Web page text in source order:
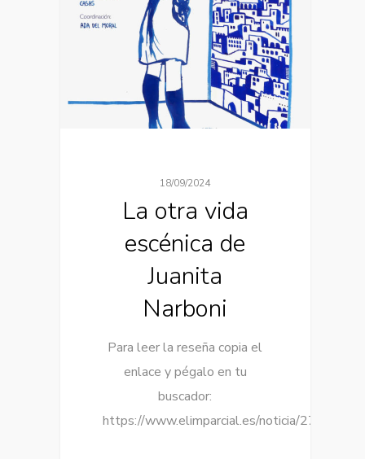
18/09/2024
La otra vida
escénica de
Juanita
Narboni
Para leer la reseña copia el
enlace y pégalo en tu
buscador:
https://www.elimparcial.es/noticia/273737/